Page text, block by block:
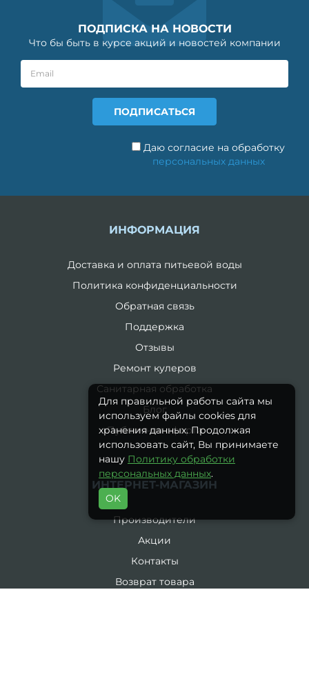
ПОДПИСКА НА НОВОСТИ
Что бы быть в курсе акций и новостей компании
Даю согласие на обработку
персональных данных
ИНФОРМАЦИЯ
Доставка и оплата питьевой воды
Политика конфиденциальности
Обратная связь
Поддержка
Отзывы
Ремонт кулеров
Санитарная обработка
Блог
Публичная оферта
ИНТЕРНЕТ-МАГАЗИН
Производители
Акции
Контакты
Возврат товара
Для правильной работы сайта мы
используем файлы cookies для
хранения данных. Продолжая
использовать сайт, Вы принимаете
нашу Политику обработки
персональных данных.
OK